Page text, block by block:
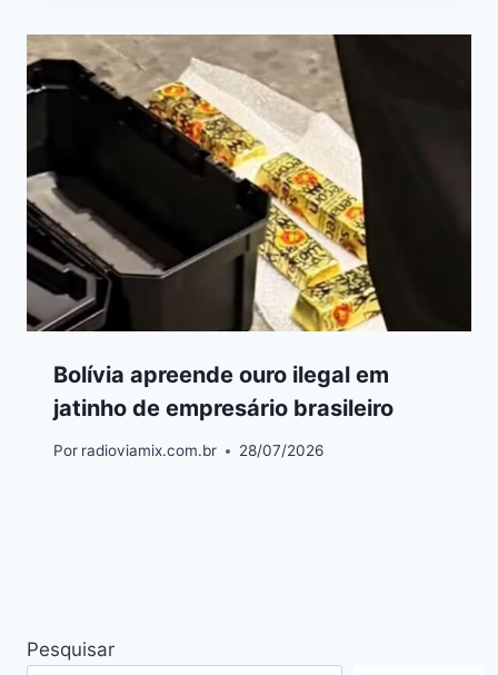
Bolívia apreende ouro ilegal em
jatinho de empresário brasileiro
Por radioviamix.com.br 28/07/2026
Pesquisar